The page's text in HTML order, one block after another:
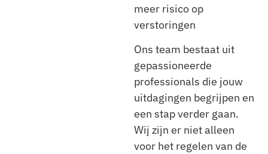
meer risico op
verstoringen
Ons team bestaat uit
gepassioneerde
professionals die jouw
uitdagingen begrijpen en
een stap verder gaan.
Wij zijn er niet alleen
voor het regelen van de